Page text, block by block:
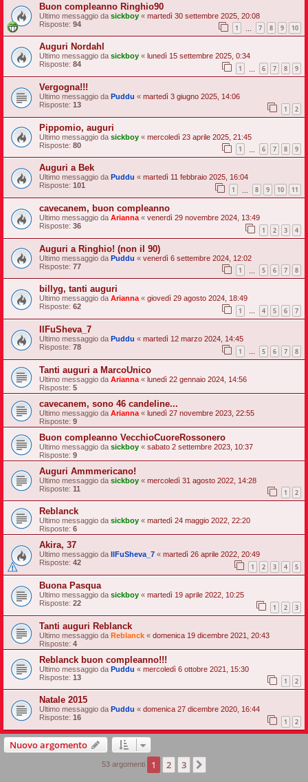
Buon compleanno Ringhio90
Ultimo messaggio da sickboy « martedì 30 settembre 2025, 20:08
Risposte: 94 1 7 8 9 10
Auguri Nordahl
Ultimo messaggio da sickboy « lunedì 15 settembre 2025, 0:34
Risposte: 84 1 6 7 8 9
Vergogna!!!
Ultimo messaggio da Puddu « martedì 3 giugno 2025, 14:06
Risposte: 13 1 2
Pippomio, auguri
Ultimo messaggio da sickboy « mercoledì 23 aprile 2025, 21:45
Risposte: 80 1 6 7 8 9
Auguri a Bek
Ultimo messaggio da Puddu « martedì 11 febbraio 2025, 16:04
Risposte: 101 1 8 9 10 11
cavecanem, buon compleanno
Ultimo messaggio da Arianna « venerdì 29 novembre 2024, 13:49
Risposte: 36 1 2 3 4
Auguri a Ringhio! (non il 90)
Ultimo messaggio da Puddu « venerdì 6 settembre 2024, 12:02
Risposte: 77 1 5 6 7 8
billyg, tanti auguri
Ultimo messaggio da Arianna « giovedì 29 agosto 2024, 18:49
Risposte: 62 1 … 4 5 6 7
IlFuSheva_7
Ultimo messaggio da Puddu « martedì 12 marzo 2024, 14:45
Risposte: 78 1 … 5 6 7 8
Tanti auguri a MarcoUnico
Ultimo messaggio da Arianna « lunedì 22 gennaio 2024, 14:56
Risposte: 5
cavecanem, sono 46 candeline...
Ultimo messaggio da Arianna « lunedì 27 novembre 2023, 22:55
Risposte: 9
Buon compleanno VecchioCuoreRossonero
Ultimo messaggio da sickboy « sabato 2 settembre 2023, 10:37
Risposte: 9
Auguri Ammmericano!
Ultimo messaggio da sickboy « mercoledì 31 agosto 2022, 14:28
Risposte: 11 1 2
Reblanck
Ultimo messaggio da sickboy « martedì 24 maggio 2022, 22:20
Risposte: 6
Akira, 37
Ultimo messaggio da IlFuSheva_7 « martedì 26 aprile 2022, 20:49
Risposte: 42 1 2 3 4 5
Buona Pasqua
Ultimo messaggio da sickboy « martedì 19 aprile 2022, 10:25
Risposte: 22 1 2 3
Tanti auguri Reblanck
Ultimo messaggio da Reblanck « domenica 19 dicembre 2021, 20:43
Risposte: 4
Reblanck buon compleanno!!!
Ultimo messaggio da Puddu « mercoledì 6 ottobre 2021, 15:30
Risposte: 13 1 2
Natale 2015
Ultimo messaggio da Puddu « domenica 27 dicembre 2020, 16:44
Risposte: 16 1 2
Nuovo argomento
53 argomenti 1 2 3